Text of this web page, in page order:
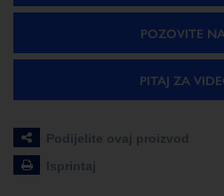
POZOVITE
PITAJ ZA
Podijelite ovaj proizvod
Isprintaj